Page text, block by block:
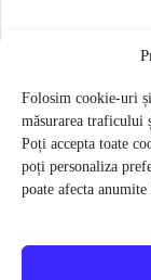
Folosim cookie-uri
măsurarea traficului
Poți accepta toate
poți personaliza
poate afecta